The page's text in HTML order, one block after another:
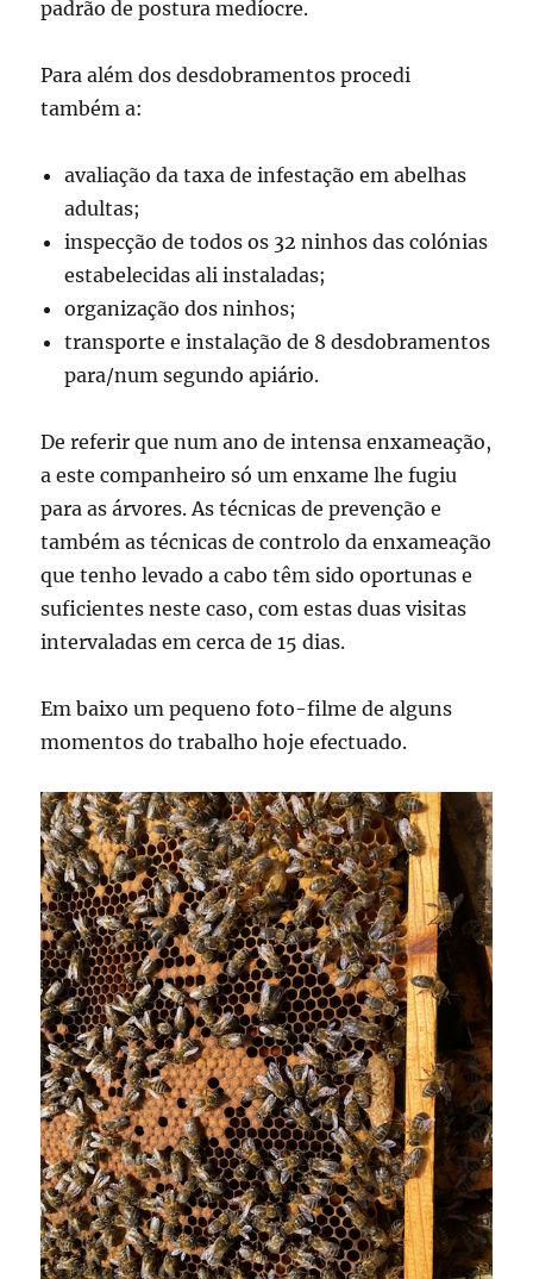
padrão de postura medíocre.
Para além dos desdobramentos procedi
também a:
avaliação da taxa de infestação em abelhas
adultas;
inspecção de todos os 32 ninhos das colónias
estabelecidas ali instaladas;
organização dos ninhos;
transporte e instalação de 8 desdobramentos
para/num segundo apiário.
De referir que num ano de intensa enxameação,
a este companheiro só um enxame lhe fugiu
para as árvores. As técnicas de prevenção e
também as técnicas de controlo da enxameação
que tenho levado a cabo têm sido oportunas e
suficientes neste caso, com estas duas visitas
intervaladas em cerca de 15 dias.
Em baixo um pequeno foto-filme de alguns
momentos do trabalho hoje efectuado.